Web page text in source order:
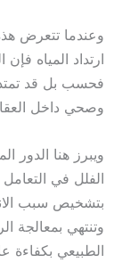
وعندما تتعرض
ارتداد المياه
فحسب بل قد تمتد
وصحي داخل
ويبرز هنا
الفلل في
بتشخيص سبب
وتنتهي بمعالجة
الطبيعي بكفاءة